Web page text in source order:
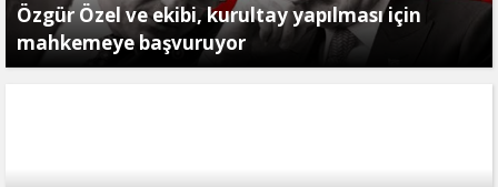
Özgür Özel ve ekibi, kurultay yapılması için
mahkemeye başvuruyor